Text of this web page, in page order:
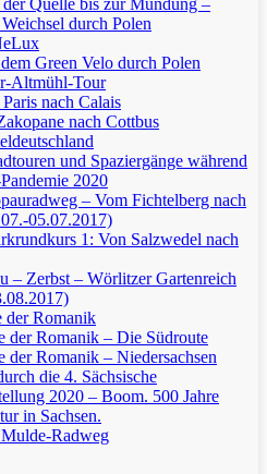
Quelle bis zur Mündung –
durch Polen
Green Velo durch Polen
Altmühl-Tour
nach Calais
nach Cottbus
und Spaziergänge während
2020
– Vom Fichtelberg nach
05.07.2017)
1: Von Salzwedel nach
– Zerbst – Wörlitzer Gartenreich
der Romanik
der Romanik – Die Südroute
der Romanik – Niedersachsen
die 4. Sächsische
2020 – Boom. 500 Jahre
in Sachsen.
Radweg